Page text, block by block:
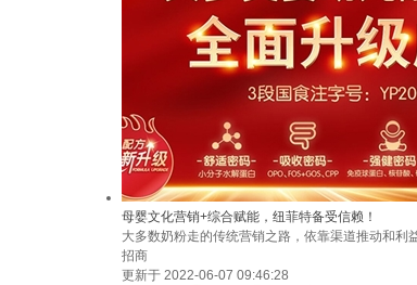
母婴文化营销+综合赋能，纽菲特备受信赖！
大多数奶粉走的传统营销之路，依靠渠道推动和
招商
更新于 2022-06-07 09:46:28